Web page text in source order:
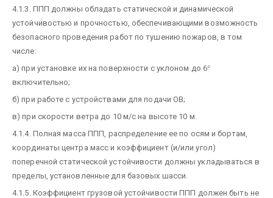
4.1.3. ППП должны обладать статической и динамической
устойчивостью и прочностью, обеспечивающими возможность
безопасного проведения работ по тушению пожаров, в том
числе:
а) при установке их на поверхности с уклоном до 6°
включительно;
б) при работе с устройствами для подачи ОВ;
в) при скорости ветра до 10 м/c на высоте 10 м.
4.1.4. Полная масса ППП, распределение ее по осям и бортам,
координаты центра масс и коэффициент (и/или угол)
поперечной статической устойчивости должны укладываться в
пределы, установленные для базовых шасси.
4.1.5. Коэффициент грузовой устойчивости ППП должен быть не